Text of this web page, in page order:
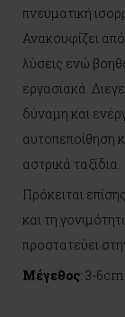
πνευματική
Ανακουφίζει
λύσεις ενώ
εργασιακά.
δύναμη και
αυτοπεποίθηση
αστρικά ταξίδια.
Πρόκειται
και τη
προστατεύει
Μέγεθος: 3-6cm